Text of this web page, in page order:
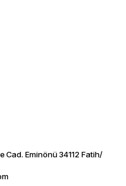
Cad. Eminönü 34112 Fatih/